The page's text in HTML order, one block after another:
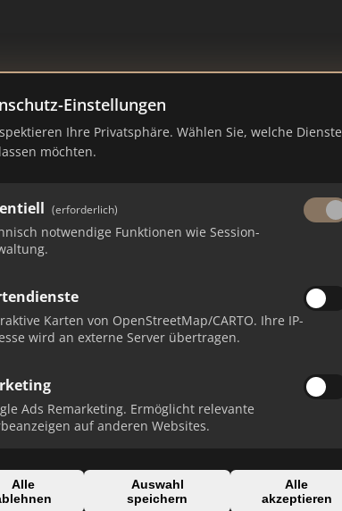
Einstellungen
Ihre Privatsphäre. Wählen Sie, welche Dienste
möchten.
(erforderlich)
notwendige Funktionen wie Session-
Karten von OpenStreetMap/CARTO. Ihre IP-
wird an externe Server übertragen.
Ads Remarketing. Ermöglicht relevante
auf anderen Websites.
Alle
Auswahl
speichern
Alle
akzeptieren
monatliche Ranking-Updates.
Domain: